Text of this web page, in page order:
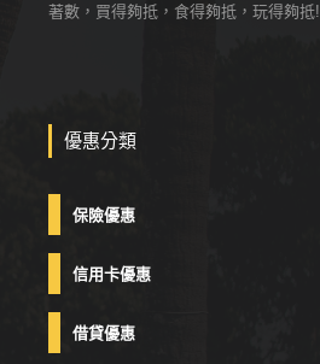
著數，買得夠抵，食得夠抵，玩得夠抵!
優惠分類
保險優惠
信用卡優惠
借貸優惠